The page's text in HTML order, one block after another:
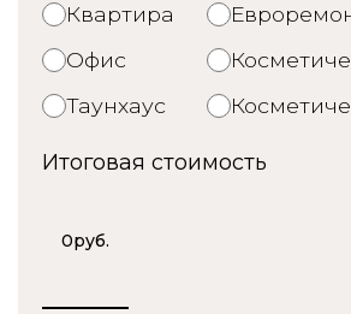
Квартира
Офис
Таунхаус
Итоговая стоимость
0руб.